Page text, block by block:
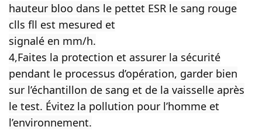
hauteur bloo dans le pettet ESR le sang rouge
clls fll est mesured et
signalé en mm/h.
4,Faites la protection et assurer la sécurité
pendant le processus d’opération, garder bien
sur l’échantillon de sang et de la vaisselle après
le test. Évitez la pollution pour l’homme et
l’environnement.